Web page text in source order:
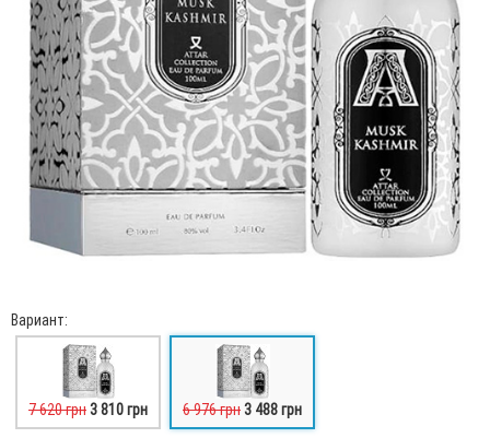
Вариант:
7 620 грн3 810 грн 6 976 грн3 488 грн